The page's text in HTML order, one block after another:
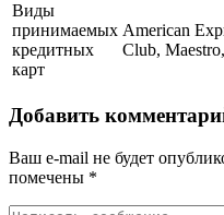
Виды
принимаемых
кредитных
карт
American
Club,
Добавить
Ваш e-mail не будет
помечены *